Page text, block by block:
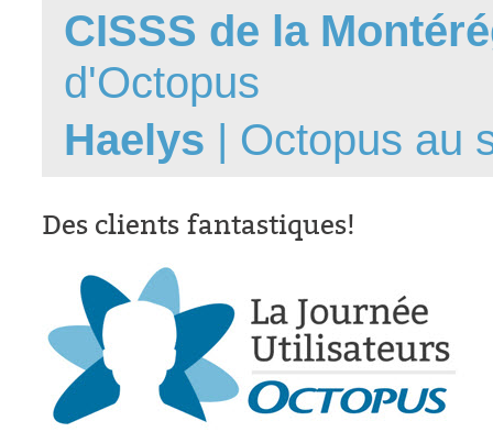
JUO
M'inscrire au
Octopus 5
Octopus 7
Outils
permissions
CISSS de la
d'Octopus
Haelys | Octopus au
Des clients fantastiques!